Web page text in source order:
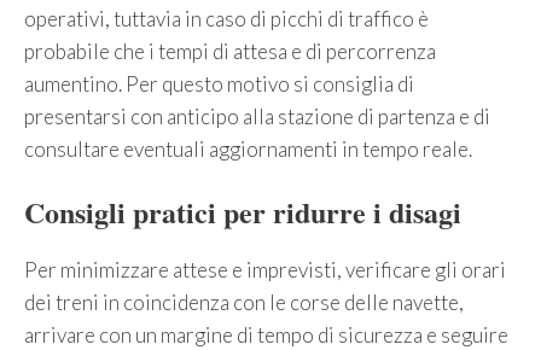
operativi, tuttavia in caso di picchi di traffico è
probabile che i tempi di attesa e di percorrenza
aumentino. Per questo motivo si consiglia di
presentarsi con anticipo alla stazione di partenza e di
consultare eventuali aggiornamenti in tempo reale.
Consigli pratici per ridurre i disagi
Per minimizzare attese e imprevisti, verificare gli orari
dei treni in coincidenza con le corse delle navette,
arrivare con un margine di tempo di sicurezza e seguire